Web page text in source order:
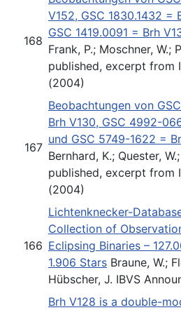
168
V152, GSC 1830.1432 =
GSC 1419.0091 = Brh
Frank, P.; Moschner, W.;
published, excerpt from
(2004)
167
Beobachtungen von
Brh V130, GSC 4992-
und GSC 5749-1622 =
Bernhard, K.; Quester,
published, excerpt from
(2004)
166
Lichtenknecker-
Collection of
Eclipsing Binaries –
1.906 Stars Braune, W.;
Hübscher, J. IBVS
Brh V128 is a double-